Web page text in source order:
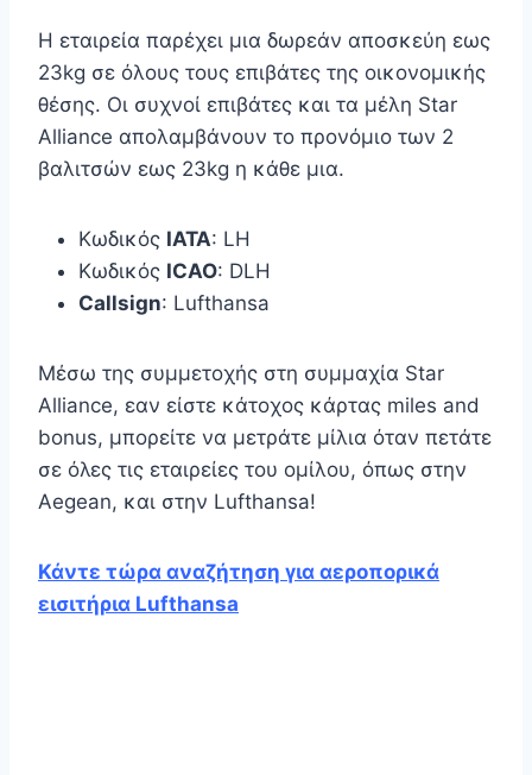
Η εταιρεία παρέχει μια δωρεάν αποσκεύη εως
23kg σε όλους τους επιβάτες της οικονομικής
θέσης. Οι συχνοί επιβάτες και τα μέλη Star
Alliance απολαμβάνουν το προνόμιο των 2
βαλιτσών εως 23kg η κάθε μια.
Κωδικός IATA: LH
Κωδικός ICAO: DLH
Callsign: Lufthansa
Μέσω της συμμετοχής στη συμμαχία Star
Alliance, εαν είστε κάτοχος κάρτας miles and
bonus, μπορείτε να μετράτε μίλια όταν πετάτε
σε όλες τις εταιρείες του ομίλου, όπως στην
Aegean, και στην Lufthansa!
Κάντε τώρα αναζήτηση για αεροπορικά
εισιτήρια Lufthansa